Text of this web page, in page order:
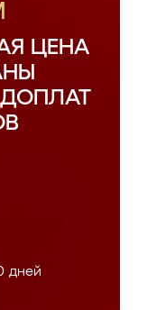
ЦЕНА
дней